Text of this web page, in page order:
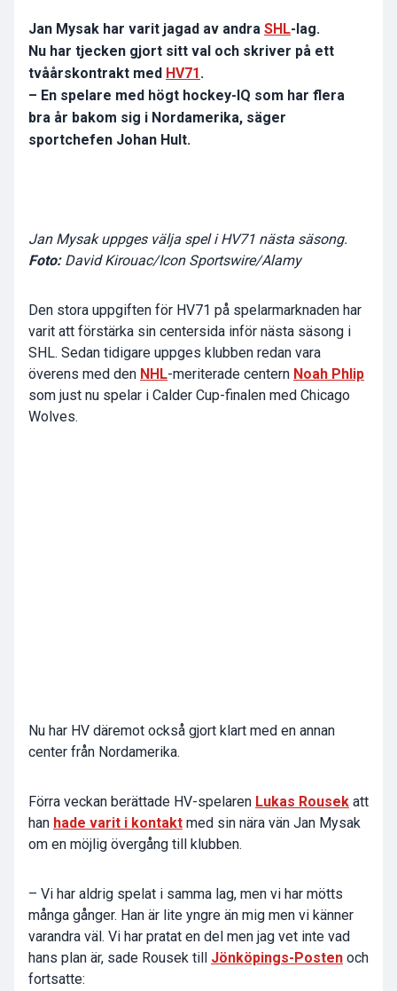
Jan Mysak har varit jagad av andra SHL-lag.
Nu har tjecken gjort sitt val och skriver på ett
tvåårskontrakt med HV71 .
– En spelare med högt hockey-IQ som har flera
bra år bakom sig i Nordamerika, säger
sportchefen Johan Hult.
Jan Mysak uppges välja spel i HV71 nästa säsong.
Foto: David Kirouac/Icon Sportswire/Alamy
Den stora uppgiften för HV71 på spelarmarknaden har
varit att förstärka sin centersida inför nästa säsong i
SHL. Sedan tidigare uppges klubben redan vara
överens med den NHL-meriterade centern Noah Phlip
som just nu spelar i Calder Cup-finalen med Chicago
Wolves.
Nu har HV däremot också gjort klart med en annan
center från Nordamerika.
Förra veckan berättade HV-spelaren Lukas Rousek att
han hade varit i kontakt med sin nära vän Jan Mysak
om en möjlig övergång till klubben.
– Vi har aldrig spelat i samma lag, men vi har mötts
många gånger. Han är lite yngre än mig men vi känner
varandra väl. Vi har pratat en del men jag vet inte vad
hans plan är, sade Rousek till Jönköpings-Posten och
fortsatte: